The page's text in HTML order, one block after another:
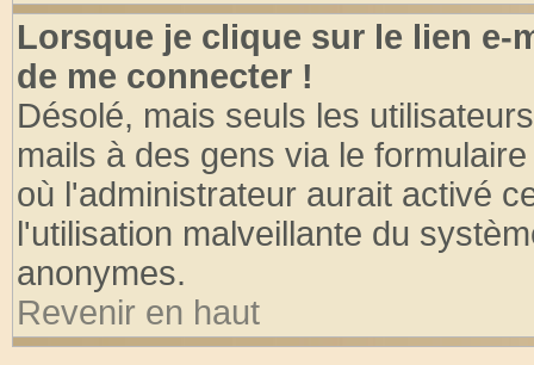
Lorsque je clique sur le lien e-
de me connecter !
Désolé, mais seuls les
mails à des gens via le
où l'administrateur aurait activé
l'utilisation malveillante du
anonymes.
Revenir en haut